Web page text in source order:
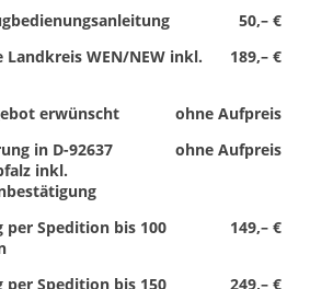
50,– €
189,– €
Landkreis WEN/NEW inkl.
ohne Aufpreis
erwünscht
ohne Aufpreis
in D-92637
inkl.
149,– €
per Spedition bis 100
249,– €
per Spedition bis 150